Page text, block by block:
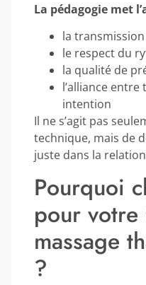
La pédagogie met
la
le respect du
la qualité de
l’alliance
intention
Il ne s’agit pas
technique, mais de
juste dans la relation
Pourquoi
pour
massage
?